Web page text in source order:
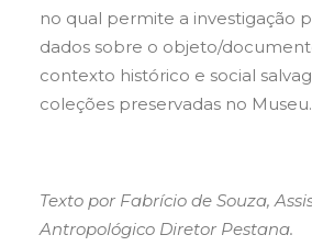
no qual permite a investigação
dados sobre o objeto/
contexto histórico e social
coleções preservadas no Museu.
Texto por Fabrício de Souza,
Antropológico Diretor Pestana.